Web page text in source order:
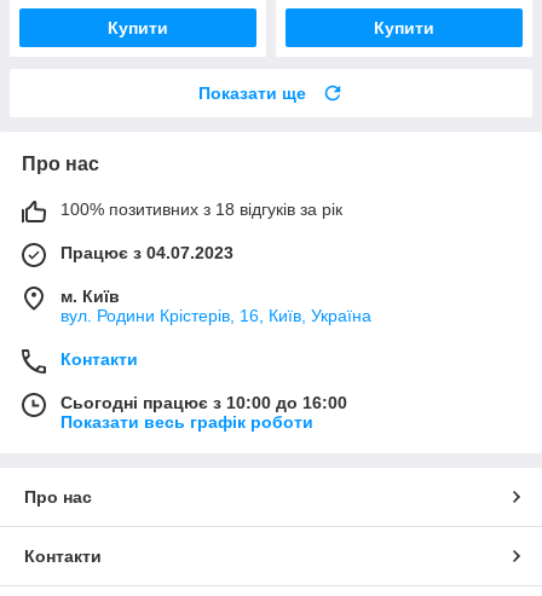
Купити Купити
Показати ще
Про нас
100% позитивних з 18 відгуків за рік
Працює з 04.07.2023
м. Київ
вул. Родини Крістерів, 16, Київ, Україна
Контакти
Сьогодні працює з 10:00 до 16:00
Показати весь графік роботи
Про нас
Контакти